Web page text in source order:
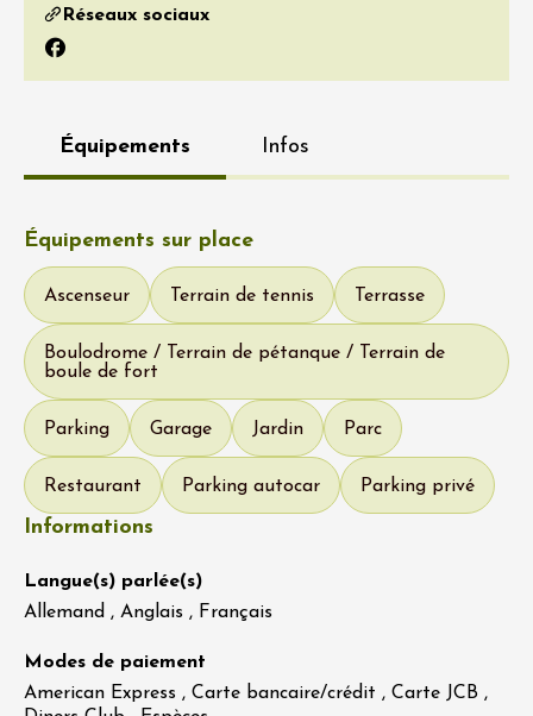
Réseaux sociaux
Facebook
Équipements Infos
Équipements sur place
Ascenseur Terrain de tennis Terrasse
Boulodrome / Terrain de pétanque / Terrain de
boule de fort
Parking Garage Jardin Parc
Restaurant Parking autocar Parking privé
Informations
Langue(s) parlée(s)
Allemand , Anglais , Français
Modes de paiement
American Express , Carte bancaire/crédit , Carte JCB ,